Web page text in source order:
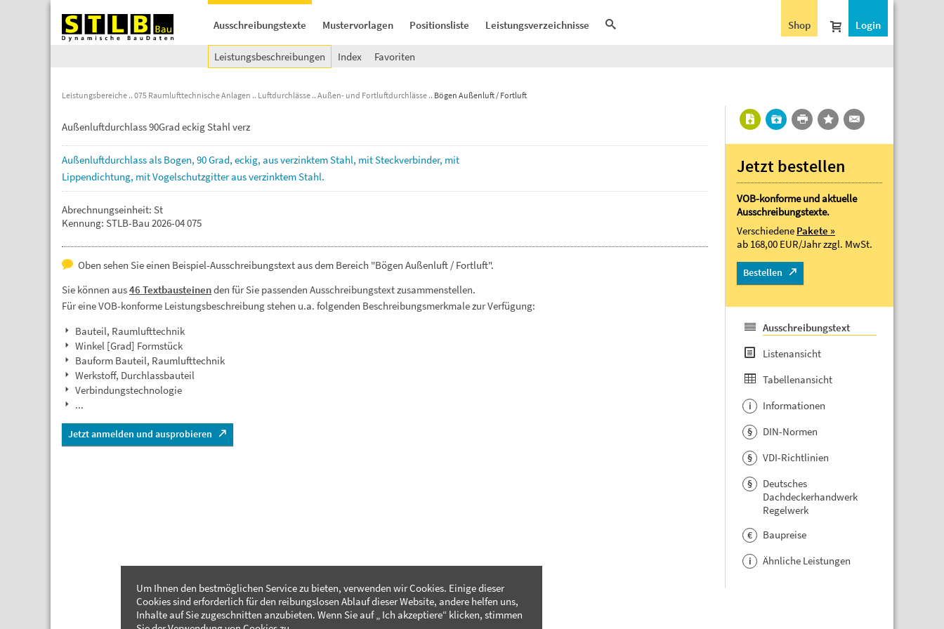
Ausschreibungstexte Mustervorlagen Positionsliste Leistungsverzeichnisse Login
Shop
Leistungsbeschreibungen Index Favoriten
Leistungsbereiche 075 Raumlufttechnische Anlagen Luftdurchlässe Außen- und Fortluftdurchlässe Bögen Außenluft / Fortluft
Außenluftdurchlass 90Grad eckig Stahl verz
Außenluftdurchlassals Bogen, 90Grad, eckig, ausverzinktemStahl, mitSteckverbinder, mit
Lippendichtung, mitVogelschutzgitterausverzinktemStahl.
Abrechnungseinheit: St
Kennung: STLB-Bau 2026-04 075
Oben sehen Sie einen Beispiel-Ausschreibungstext aus dem Bereich "Bögen Außenluft / Fortluft".
Sie können aus46 Textbausteinenden für Sie passenden Ausschreibungstext zusammenstellen.
Für eine VOB-konforme Leistungsbeschreibung stehen u.a. folgenden Beschreibungsmerkmale zur Verfügung:
Bauteil, Raumlufttechnik
Winkel [Grad] Formstück
Bauform Bauteil, Raumlufttechnik
Werkstoff, Durchlassbauteil
Verbindungstechnologie
...
Jetzt anmelden und ausprobieren
Jetzt bestellen
VOB-konforme und aktuelle
Ausschreibungstexte.
Verschiedene Pakete »
ab 168,00 EUR/Jahrzzgl. MwSt.
Bestellen
Ausschreibungstext
Listenansicht
Tabellenansicht
i Informationen
§ DIN-Normen
§ VDI-Richtlinien
§
Deutsches
Dachdeckerhandwerk
Regelwerk
€ Baupreise
i Ähnliche Leistungen
Um Ihnen den bestmöglichen Service zu bieten, verwenden wir Cookies. Einige dieser
Cookies sind erforderlich für den reibungslosen Ablauf dieser Website, andere helfen uns,
Inhalte auf Sie zugeschnitten anzubieten. Wenn Sie auf „ Ich akzeptiere“ klicken, stimmen